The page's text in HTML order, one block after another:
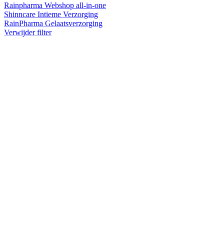
Rainpharma Webshop all-in-one
Shinncare Intieme Verzorging
RainPharma Gelaatsverzorging
Verwijder filter